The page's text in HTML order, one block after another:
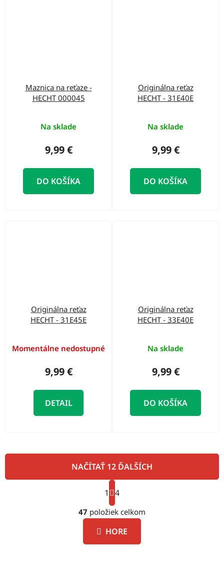
Maznica na reťaze -
HECHT 000045
Na sklade
9,99 €
DO KOŠÍKA
Originálna reťaz
HECHT - 31E40E
Na sklade
9,99 €
DO KOŠÍKA
Originálna reťaz
HECHT - 31E45E
Momentálne nedostupné
9,99 €
DETAIL
Originálna reťaz
HECHT - 33E40E
Na sklade
9,99 €
DO KOŠÍKA
O
v
l
á
d
NAČÍTAŤ 12 ĎALŠÍCH
S
t
r
á
n
k
1 4
47 položiek celkom
HORE